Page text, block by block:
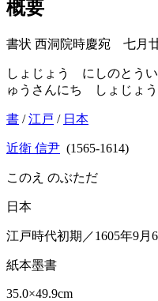
概要
書状 西洞院時慶宛 七月
しょじょう にしのとう
ゅうさんにち しょじょう
書 /江戸 / 日本
近衛 信尹 (1565-1614)
このえ のぶただ
日本
江戸時代初期／1605年9月6
紙本墨書
35.0×49.9cm